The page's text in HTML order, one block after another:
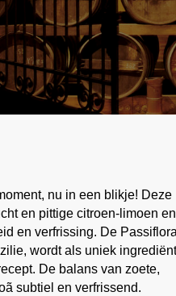
nu in een blikje! Deze
en pittige citroen-limoen en
en verfrissing. De Passiflora
wordt als uniek ingrediënt
De balans van zoete,
subtiel en verfrissend.